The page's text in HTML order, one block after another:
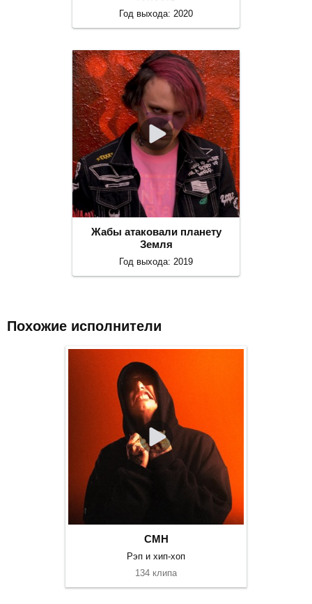
Год выхода: 2020
Жабы атаковали планету
Земля
Год выхода: 2019
Похожие исполнители
CMH
Рэп и хип-хоп
134 клипа